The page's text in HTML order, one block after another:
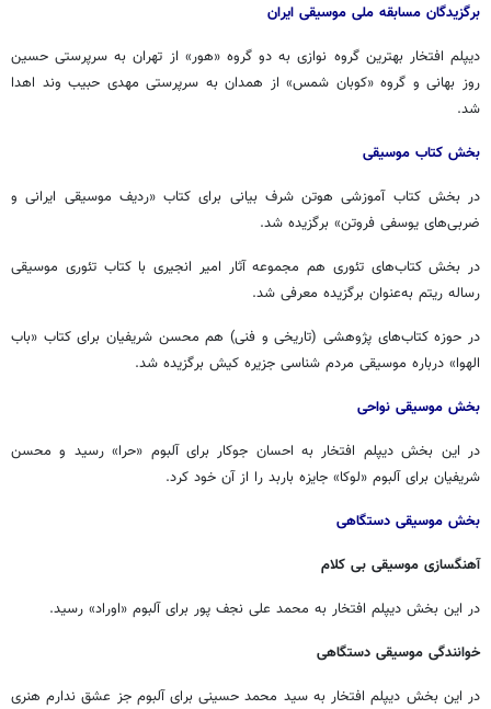
برگزیدگان مسابقه ملی موسیقی ایران
دیپلم افتخار بهترین گروه نوازی به دو گروه «هور» از تهران به سرپرستی حسین
روز بهانی و گروه «کوبان شمس» از همدان به سرپرستی مهدی حبیب وند اهدا
شد.
بخش کتاب موسیقی
در بخش کتاب آموزشی هوتن شرف بیانی برای کتاب «ردیف موسیقی ایرانی و
ضربی‌های یوسفی فروتن» برگزیده شد.
در بخش کتاب‌های تئوری هم مجموعه آثار امیر انجیری با کتاب تئوری موسیقی
رساله ریتم به‌عنوان برگزیده معرفی شد.
در حوزه کتاب‌های پژوهشی (تاریخی و فنی) هم محسن شریفیان برای کتاب «باب
الهوا» درباره موسیقی مردم شناسی جزیره کیش برگزیده شد.
بخش موسیقی نواحی
در این بخش دیپلم افتخار به احسان جوکار برای آلبوم «حرا» رسید و محسن
شریفیان برای آلبوم «لوکا» جایزه باربد را از آن خود کرد.
بخش موسیقی دستگاهی
آهنگسازی موسیقی بی کلام
در این بخش دیپلم افتخار به محمد علی نجف پور برای آلبوم «اوراد» رسید.
خوانندگی موسیقی دستگاهی
در این بخش دیپلم افتخار به سید محمد حسینی برای آلبوم جز عشق ندارم هنری